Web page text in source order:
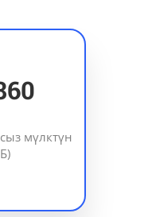
мүлктүн